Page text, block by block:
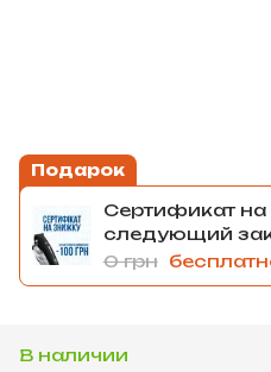
Подарок
Сертификат на
следующий
0 грн
В наличии